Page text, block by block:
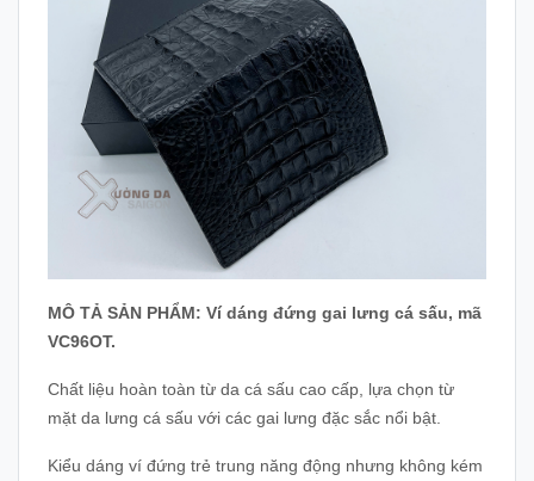
MÔ TẢ SẢN PHẨM: Ví dáng đứng gai lưng cá sấu, mã
VC96OT.
Chất liệu hoàn toàn từ da cá sấu cao cấp, lựa chọn từ
mặt da lưng cá sấu với các gai lưng đặc sắc nổi bật.
Kiểu dáng ví đứng trẻ trung năng động nhưng không kém